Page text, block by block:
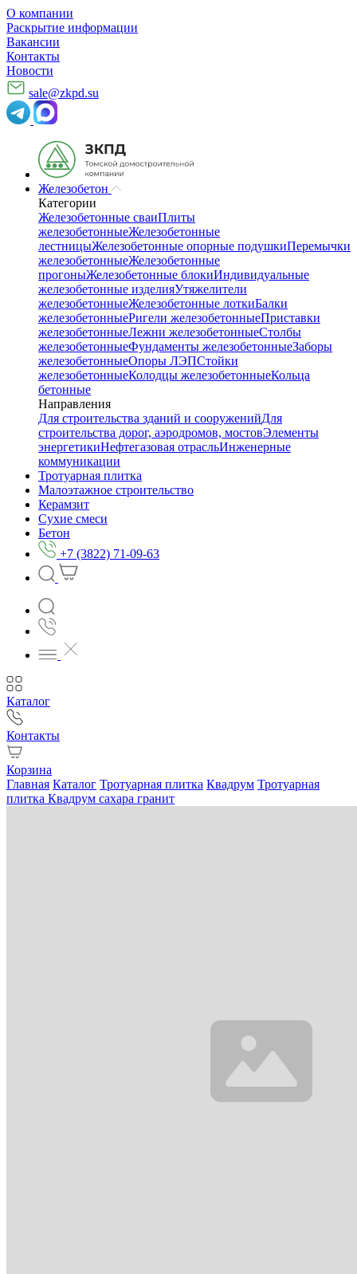
О компании
Раскрытие информации
Вакансии
Контакты
Новости
sale@zkpd.su
Железобетон
Категории
Железобетонные сваиПлиты
железобетонныеЖелезобетонные
лестницыЖелезобетонные опорные подушкиПеремычки
железобетонныеЖелезобетонные
прогоныЖелезобетонные блокиИндивидуальные
железобетонные изделияУтяжелители
железобетонныеЖелезобетонные лоткиБалки
железобетонныеРигели железобетонныеПриставки
железобетонныеЛежни железобетонныеСтолбы
железобетонныеФундаменты железобетонныеЗаборы
железобетонныеОпоры ЛЭПСтойки
железобетонныеКолодцы железобетонныеКольца
бетонные
Направления
Для строительства зданий и сооруженийДля
строительства дорог, аэродромов, мостовЭлементы
энергетикиНефтегазовая отрасльИнженерные
коммуникации
Тротуарная плитка
Малоэтажное строительство
Керамзит
Сухие смеси
Бетон
+7 (3822) 71-09-63
Каталог
Контакты
Корзина
Главная Каталог Тротуарная плитка Квадрум Тротуарная
плитка Квадрум сахара гранит